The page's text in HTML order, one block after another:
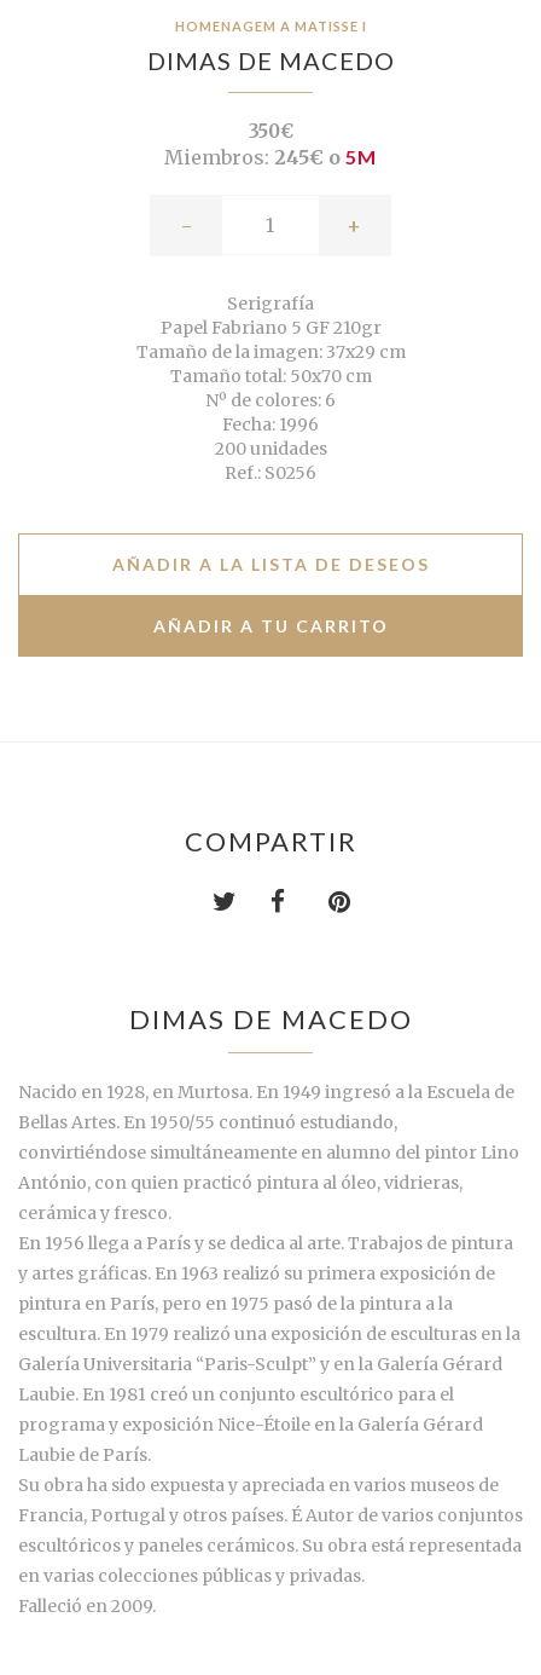
HOMENAGEM A MATISSE I
DIMAS DE MACEDO
350€
Miembros: 245€ o 5M
- +
Serigrafía
Papel Fabriano 5 GF 210gr
Tamaño de la imagen: 37x29 cm
Tamaño total: 50x70 cm
Nº de colores: 6
Fecha: 1996
200 unidades
Ref.: S0256
AÑADIR A LA LISTA DE DESEOS
COMPARTIR
DIMAS DE MACEDO
Nacido en 1928, en Murtosa. En 1949 ingresó a la Escuela de
Bellas Artes. En 1950/55 continuó estudiando,
convirtiéndose simultáneamente en alumno del pintor Lino
António, con quien practicó pintura al óleo, vidrieras,
cerámica y fresco.
En 1956 llega a París y se dedica al arte. Trabajos de pintura
y artes gráficas. En 1963 realizó su primera exposición de
pintura en París, pero en 1975 pasó de la pintura a la
escultura. En 1979 realizó una exposición de esculturas en la
Galería Universitaria “Paris-Sculpt” y en la Galería Gérard
Laubie. En 1981 creó un conjunto escultórico para el
programa y exposición Nice-Étoile en la Galería Gérard
Laubie de París.
Su obra ha sido expuesta y apreciada en varios museos de
Francia, Portugal y otros países. É Autor de varios conjuntos
escultóricos y paneles cerámicos. Su obra está representada
en varias colecciones públicas y privadas.
Falleció en 2009.